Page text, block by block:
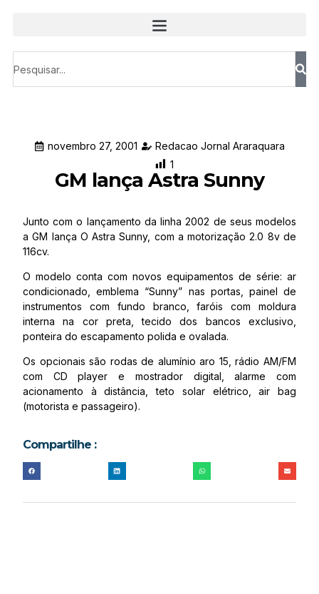
novembro 27, 2001
Redacao Jornal Araraquara
1
GM lança Astra Sunny
Junto com o lançamento da linha 2002 de seus modelos
a GM lança O Astra Sunny, com a motorização 2.0 8v de
116cv.
O modelo conta com novos equipamentos de série: ar
condicionado, emblema “Sunny” nas portas, painel de
instrumentos com fundo branco, faróis com moldura
interna na cor preta, tecido dos bancos exclusivo,
ponteira do escapamento polida e ovalada.
Os opcionais são rodas de alumínio aro 15, rádio AM/FM
com CD player e mostrador digital, alarme com
acionamento à distância, teto solar elétrico, air bag
(motorista e passageiro).
Compartilhe :